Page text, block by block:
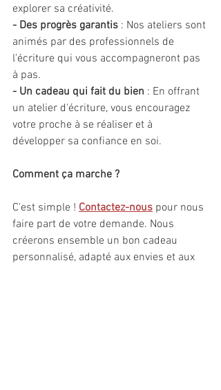
explorer sa créativité.
- Des progrès garantis : Nos ateliers sont
animés par des professionnels de
l'écriture qui vous accompagneront pas
à pas.
- Un cadeau qui fait du bien : En offrant
un atelier d'écriture, vous encouragez
votre proche à se réaliser et à
développer sa confiance en soi.
Comment ça marche ?
C'est simple ! Contactez-nous pour nous
faire part de votre demande. Nous
créerons ensemble un bon cadeau
personnalisé, adapté aux envies et aux